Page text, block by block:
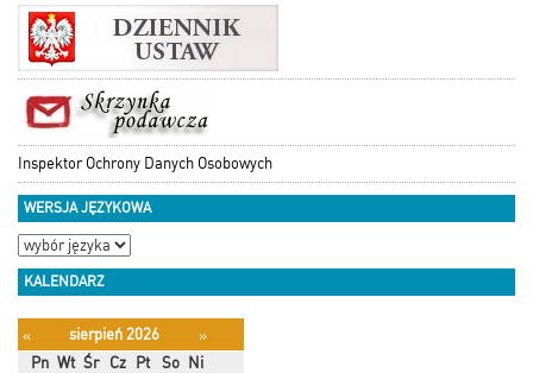
Inspektor Ochrony Danych Osobowych
WERSJA JĘZYKOWA
KALENDARZ
« sierpień 2026
»
Pn Wt Śr Cz Pt So Ni